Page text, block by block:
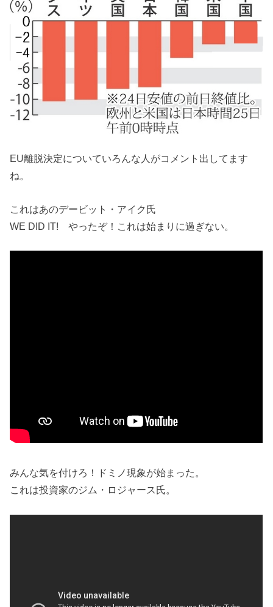
EU離脱決定についていろんな人がコメント出してます
ね。
これはあのデービット・アイク氏
WE DID IT! やったぞ！これは始まりに過ぎない。
みんな気を付けろ！ドミノ現象が始まった。
これは投資家のジム・ロジャース氏。